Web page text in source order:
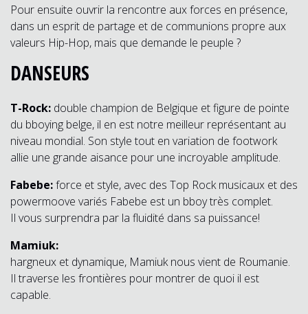
Pour ensuite ouvrir la rencontre aux forces en présence,
dans un esprit de partage et de communions propre aux
valeurs Hip-Hop, mais que demande le peuple ?
DANSEURS
T-Rock: double champion de Belgique et figure de pointe
du bboying belge, il en est notre meilleur représentant au
niveau mondial. Son style tout en variation de footwork
allie une grande aisance pour une incroyable amplitude.
Fabebe:force et style, avec des Top Rock musicaux et des
powermoove variés Fabebe est un bboy très complet.
Il vous surprendra par la fluidité dans sa puissance!
Mamiuk:
hargneux et dynamique, Mamiuk nous vient de Roumanie.
Il traverse les frontières pour montrer de quoi il est
capable.